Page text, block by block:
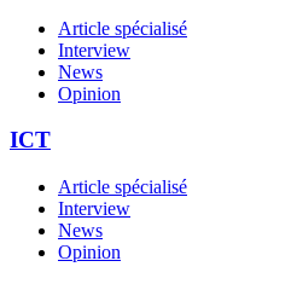
Article spécialisé
Interview
News
Opinion
ICT
Article spécialisé
Interview
News
Opinion